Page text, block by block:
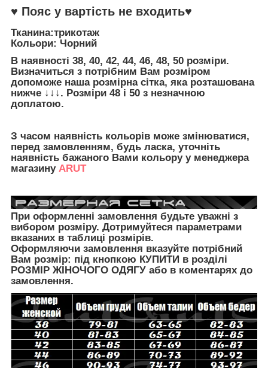
♥ Пояс у вартість не входить♥
Тканина:трикотаж
Кольори: Чорний
В наявності 38, 40, 42, 44, 46, 48, 50 розміри.
Визначиться з потрібним Вам розміром
допоможе наша розмірна сітка, яка розташована
нижче ↓↓↓. Розміри 48 і 50 з незначною
доплатою.
З часом наявність кольорів може змінюватися,
перед замовленням, будь ласка, уточніть
наявність бажаного Вами кольору у менеджера
магазину ARUT
При оформленні замовлення будьте уважні з
вибором розміру. Дотримуйтеся параметрами
вказаних в таблиці розмірів.
Оформляючи замовлення вказуйте потрібний
Вам розмір: під кнопкою КУПИТИ в розділі
РОЗМІР ЖІНОЧОГО ОДЯГУ або в коментарях до
замовлення.